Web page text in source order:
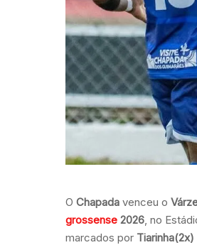
O Chapada venceu o
grossense 2026 , no
marcados por Tiarinha(2x)